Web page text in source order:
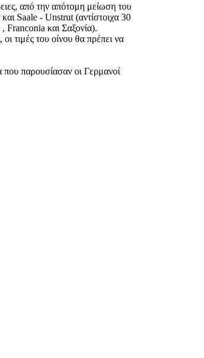
από την απότομη μείωση του
Saale - Unstrut (αντίστοιχα 30
Franconia και Σαξονία).
τιμές του οίνου θα πρέπει να
που παρουσίασαν οι Γερμανοί